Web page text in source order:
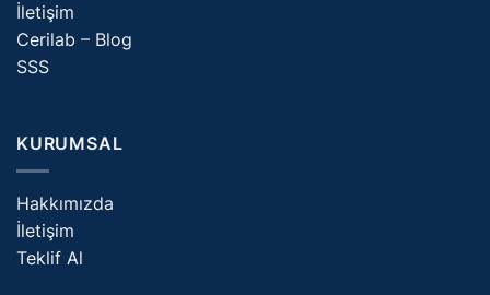
İletişim
Cerilab – Blog
SSS
KURUMSAL
Hakkımızda
İletişim
Teklif Al